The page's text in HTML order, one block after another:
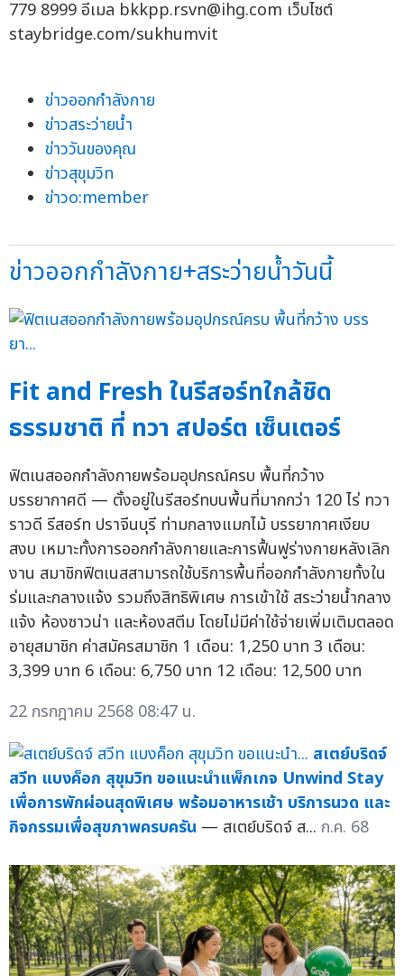
779 8999 อีเมล bkkpp.rsvn@ihg.com เว็บไซต์
staybridge.com/sukhumvit
ข่าวออกกำลังกาย
ข่าวสระว่ายน้ำ
ข่าววันของคุณ
ข่าวสุขุมวิท
ข่าวo:member
ข่าวออกกำลังกาย+สระว่ายน้ำวันนี้
Fit and Fresh ในรีสอร์ทใกล้ชิด
ธรรมชาติ ที่ ทวา สปอร์ต เซ็นเตอร์
ฟิตเนสออกกำลังกายพร้อมอุปกรณ์ครบ พื้นที่กว้าง
บรรยากาศดี — ตั้งอยู่ในรีสอร์ทบนพื้นที่มากกว่า 120 ไร่ ทวา
ราวดี รีสอร์ท ปราจีนบุรี ท่ามกลางแมกไม้ บรรยากาศเงียบ
สงบ เหมาะทั้งการออกกำลังกายและการฟื้นฟูร่างกายหลังเลิก
งาน สมาชิกฟิตเนสสามารถใช้บริการพื้นที่ออกกำลังกายทั้งใน
ร่มและกลางแจ้ง รวมถึงสิทธิพิเศษ การเข้าใช้ สระว่ายน้ำกลาง
แจ้ง ห้องซาวน่า และห้องสตีม โดยไม่มีค่าใช้จ่ายเพิ่มเติมตลอด
อายุสมาชิก ค่าสมัครสมาชิก 1 เดือน: 1,250 บาท 3 เดือน:
3,399 บาท 6 เดือน: 6,750 บาท 12 เดือน: 12,500 บาท
22 กรกฎาคม 2568 08:47 น.
สเตย์บริดจ์
สวีท แบงค็อก สุขุมวิท ขอแนะนำแพ็กเกจ Unwind Stay
เพื่อการพักผ่อนสุดพิเศษ พร้อมอาหารเช้า บริการนวด และ
กิจกรรมเพื่อสุขภาพครบครัน — สเตย์บริดจ์ ส... ก.ค. 68